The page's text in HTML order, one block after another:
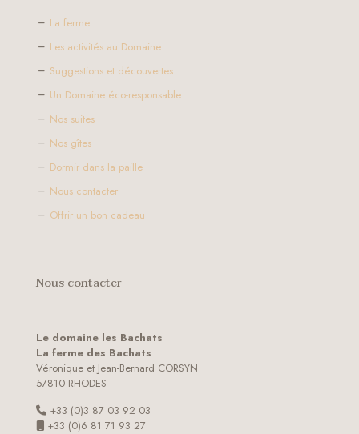
La ferme
Les activités au Domaine
Suggestions et découvertes
Un Domaine éco-responsable
Nos suites
Nos gîtes
Dormir dans la paille
Nous contacter
Offrir un bon cadeau
Nous contacter
Le domaine les Bachats
La ferme des Bachats
Véronique et Jean-Bernard CORSYN
57810 RHODES
+33 (0)3 87 03 92 03
+33 (0)6 81 71 93 27